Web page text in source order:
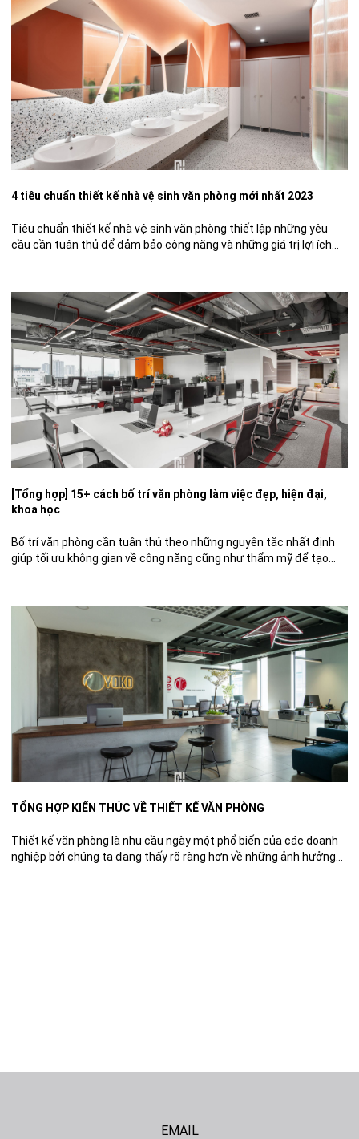
4 tiêu chuẩn thiết kế nhà vệ sinh văn phòng mới nhất 2023
Tiêu chuẩn thiết kế nhà vệ sinh văn phòng thiết lập những yêu
cầu cần tuân thủ để đảm bảo công năng và những giá trị lợi ích
[Tổng hợp] 15+ cách bố trí văn phòng làm việc đẹp, hiện đại,
khoa học
Bố trí văn phòng cần tuân thủ theo những nguyên tắc nhất định
giúp tối ưu không gian về công năng cũng như thẩm mỹ để tạo
cách bố trí […]
TỔNG HỢP KIẾN THỨC VỀ THIẾT KẾ VĂN PHÒNG
Thiết kế văn phòng là nhu cầu ngày một phổ biến của các doanh
nghiệp bởi chúng ta đang thấy rõ ràng hơn về những ảnh hưởng
EMAIL